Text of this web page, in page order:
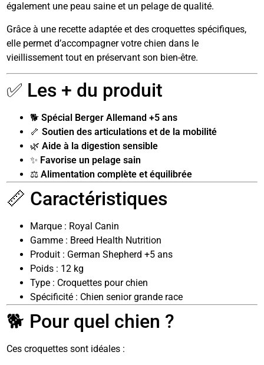
également une peau saine et un pelage de qualité.
Grâce à une recette adaptée et des croquettes spécifiques,
elle permet d’accompagner votre chien dans le
vieillissement tout en préservant son bien-être.
✅ Les + du produit
🐕Spécial Berger Allemand +5 ans
🦴Soutien des articulations et de la mobilité
🌿Aide à la digestion sensible
✨ Favorise un pelage sain
⚖️Alimentation complète et équilibrée
📏 Caractéristiques
Marque : Royal Canin
Gamme : Breed Health Nutrition
Produit : German Shepherd +5 ans
Poids : 12 kg
Type : Croquettes pour chien
Spécificité : Chien senior grande race
🐕 Pour quel chien ?
Ces croquettes sont idéales :